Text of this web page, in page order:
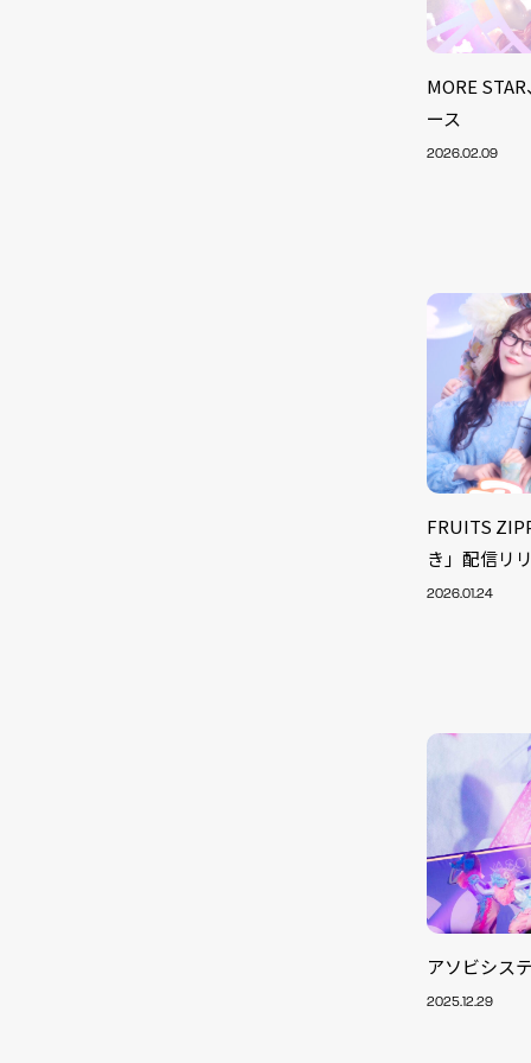
MORE
ース
2026.02.09
FRUITS
き」配信リ
2026.01.24
アソビシス
2025.12.29